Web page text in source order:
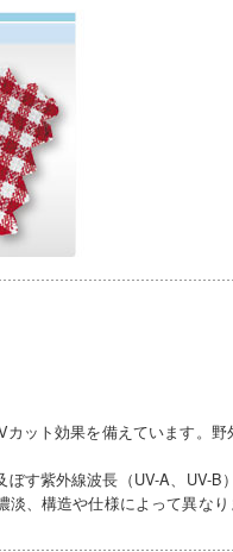
ット効果を備えています。
す紫外線波長（UV-A、UV-B
、構造や仕様によって異な